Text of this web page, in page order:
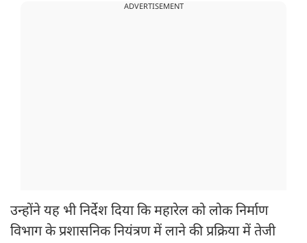
ADVERTISEMENT
उन्होंने यह भी निर्देश दिया कि महारेल को लोक निर्माण
विभाग के प्रशासनिक नियंत्रण में लाने की प्रक्रिया में तेजी